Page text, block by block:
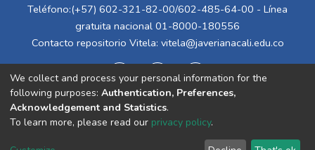
Teléfono:(+57) 602-321-82-00/602-485-64-00 - Línea
gratuita nacional 01-8000-180556
Contacto repositorio Vitela: vitela@javerianacali.edu.co
Cookie End User Send
We collect and process your personal information for the
following purposes: Authentication, Preferences,
Acknowledgement and Statistics.
To learn more, please read our privacy policy.